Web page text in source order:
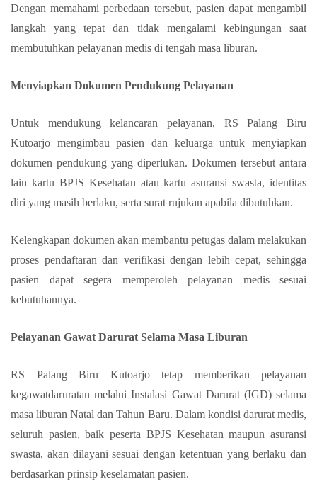
Dengan memahami perbedaan tersebut, pasien dapat mengambil
langkah yang tepat dan tidak mengalami kebingungan saat
membutuhkan pelayanan medis di tengah masa liburan.
Menyiapkan Dokumen Pendukung Pelayanan
Untuk mendukung kelancaran pelayanan, RS Palang Biru
Kutoarjo mengimbau pasien dan keluarga untuk menyiapkan
dokumen pendukung yang diperlukan. Dokumen tersebut antara
lain kartu BPJS Kesehatan atau kartu asuransi swasta, identitas
diri yang masih berlaku, serta surat rujukan apabila dibutuhkan.
Kelengkapan dokumen akan membantu petugas dalam melakukan
proses pendaftaran dan verifikasi dengan lebih cepat, sehingga
pasien dapat segera memperoleh pelayanan medis sesuai
kebutuhannya.
Pelayanan Gawat Darurat Selama Masa Liburan
RS Palang Biru Kutoarjo tetap memberikan pelayanan
kegawatdaruratan melalui Instalasi Gawat Darurat (IGD) selama
masa liburan Natal dan Tahun Baru. Dalam kondisi darurat medis,
seluruh pasien, baik peserta BPJS Kesehatan maupun asuransi
swasta, akan dilayani sesuai dengan ketentuan yang berlaku dan
berdasarkan prinsip keselamatan pasien.